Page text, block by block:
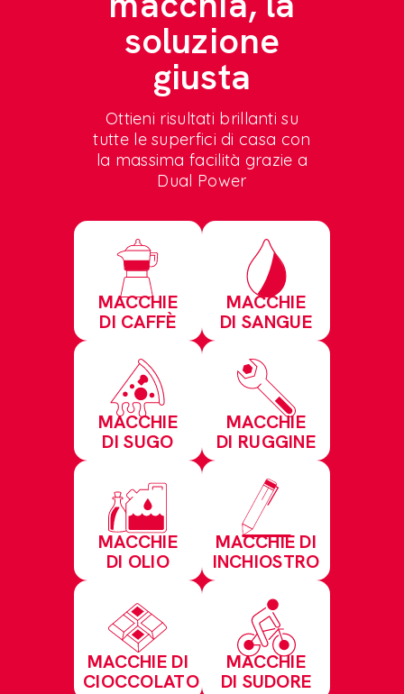
soluzione
giusta
Ottieni risultati brillanti su
tutte le superfici di casa con
la massima facilità grazie a
Dual Power
MACCHIE
DI CAFFÈ
MACCHIE
DI SANGUE
MACCHIE
DI SUGO
MACCHIE
DI RUGGINE
MACCHIE
DI OLIO
MACCHIE DI
INCHIOSTRO
MACCHIE DI
CIOCCOLATO
MACCHIE
DI SUDORE